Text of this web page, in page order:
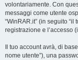
volontariamente. Con
messaggi come utente
“WinRAR.it” (in seguito
registrazione e l’accesso
Il tuo account avrà, di
nome utente”), una